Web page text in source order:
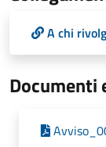
A chi
Documenti